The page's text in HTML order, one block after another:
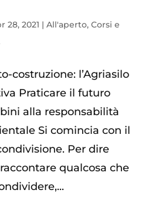
28, 2021 | All'aperto, Corsi e
costruzione: l’Agriasilo
Praticare il futuro
alla responsabilità
Si comincia con il
Per dire
qualcosa che